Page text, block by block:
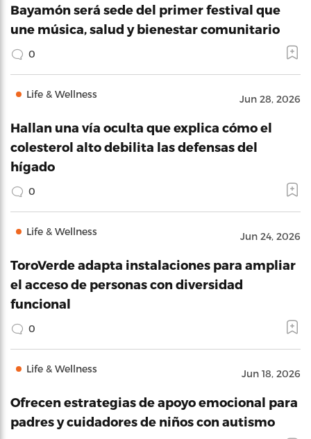
Bayamón será sede del primer festival que
une música, salud y bienestar comunitario
0
Life & Wellness Jun 28, 2026
Hallan una vía oculta que explica cómo el
colesterol alto debilita las defensas del
hígado
0
Life & Wellness Jun 24, 2026
ToroVerde adapta instalaciones para ampliar
el acceso de personas con diversidad
funcional
0
Life & Wellness Jun 18, 2026
Ofrecen estrategias de apoyo emocional para
padres y cuidadores de niños con autismo